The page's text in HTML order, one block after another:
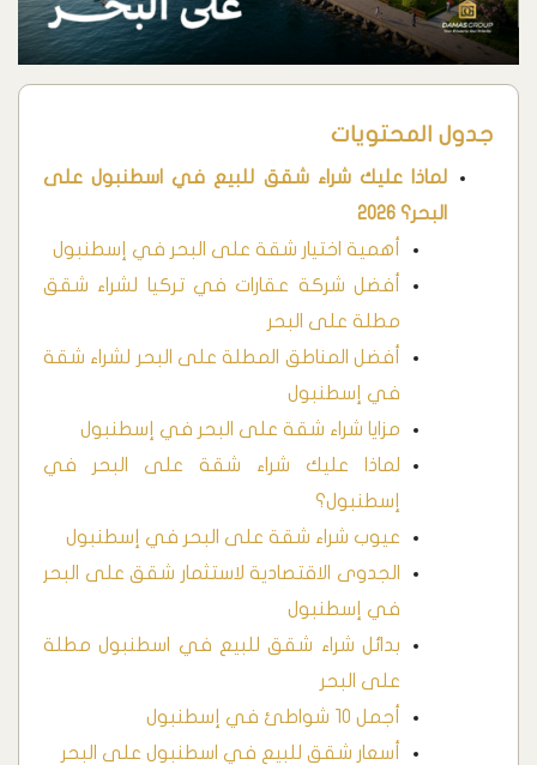
جدول المحتويات
لماذا عليك شراء شقق للبيع في اسطنبول على
البحر؟ 2026
أهمية اختيار شقة على البحر في إسطنبول
أفضل شركة عقارات في تركيا لشراء شقق
مطلة على البحر
أفضل المناطق المطلة على البحر لشراء شقة
في إسطنبول
مزايا شراء شقة على البحر في إسطنبول
لماذا عليك شراء شقة على البحر في
إسطنبول؟
عيوب شراء شقة على البحر في إسطنبول
الجدوى الاقتصادية لاستثمار شقق على البحر
في إسطنبول
بدائل شراء شقق للبيع في اسطنبول مطلة
على البحر
أجمل 10 شواطئ في إسطنبول
أسعار شقق للبيع في اسطنبول على البحر